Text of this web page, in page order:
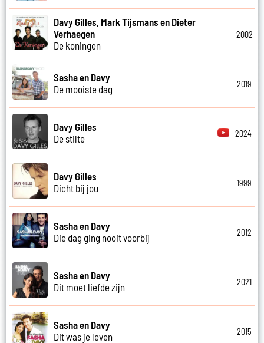
Davy Gilles, Mark Tijsmans en Dieter
Verhaegen
De koningen
2002
Sasha en Davy
De mooiste dag
2019
Davy Gilles
De stilte
2024
Davy Gilles
Dicht bij jou
1999
Sasha en Davy
Die dag ging nooit voorbij
2012
Sasha en Davy
Dit moet liefde zijn
2021
Sasha en Davy
Dit was je leven
2015